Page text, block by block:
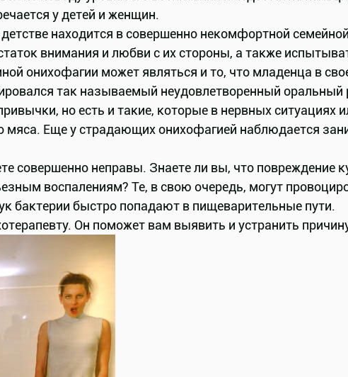
у детей и женщин.
находится в совершенно некомфортной
внимания и любви с их стороны, а также
онихофагии может являться и то, что младенца в
так называемый неудовлетворенный оральный
но есть и такие, которые в нервных ситуациях
мяса. Еще у страдающих онихофагией наблюдается
совершенно неправы. Знаете ли вы, что повреждение
воспалениям? Те, в свою очередь, могут
бактерии быстро попадают в пищеварительные пути.
Он поможет вам выявить и устранить